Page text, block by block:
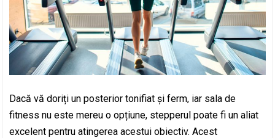
Dacă vă doriți un posterior tonifiat și ferm, iar sala de
fitness nu este mereu o opțiune, stepperul poate fi un aliat
excelent pentru atingerea acestui obiectiv. Acest